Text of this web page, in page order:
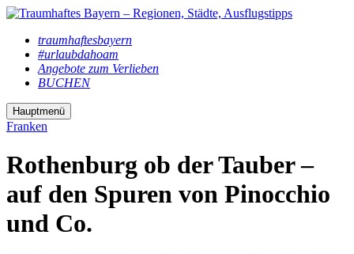
traumhaftesbayern
#urlaubdahoam
Angebote zum Verlieben
BUCHEN
Hauptmenü
Franken
Rothenburg ob der Tauber –
auf den Spuren von Pinocchio
und Co.